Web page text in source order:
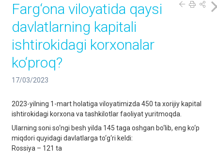
Farg‘ona viloyatida qaysi
davlatlarning kapitali
ishtirokidagi korxonalar
ko‘proq?
17/03/2023
2023-yilning 1-mart holatiga viloyatimizda 450 ta xorijiy kapital
ishtirokidagi korxona va tashkilotlar faoliyat yuritmoqda.
Ularning soni so‘ngi besh yilda 145 taga oshgan bo‘lib, eng ko‘p
miqdori quyidagi davlatlarga to‘g‘ri keldi:
Rossiya – 121 ta